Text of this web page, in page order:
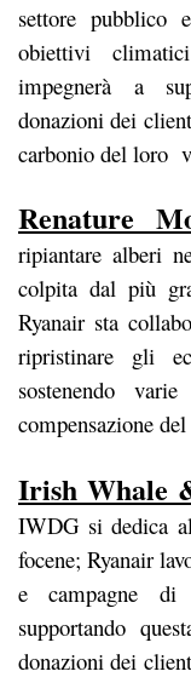
settore pubblico
obiettivi
impegnerà a
donazioni dei
carbonio del loro
Renature
ripiantare alberi
colpita dal più
Ryanair sta
ripristinare gli
sostenendo
compensazione
Irish Whale
IWDG si dedica
focene; Ryanair
e campagne di
supportando
donazioni dei